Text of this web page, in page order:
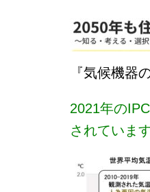
『気候機器
2021年の
されています